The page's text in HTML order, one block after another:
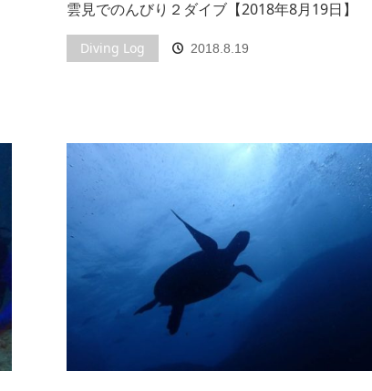
雲見でのんびり２ダイブ【2018年8月19日】
Diving Log 2018.8.19